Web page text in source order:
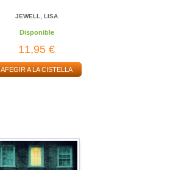
JEWELL, LISA
Disponible
11,95 €
AFEGIR A LA CISTELLA